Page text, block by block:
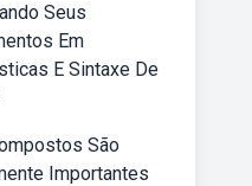
Seus
Em
E Sintaxe De
São
Importantes